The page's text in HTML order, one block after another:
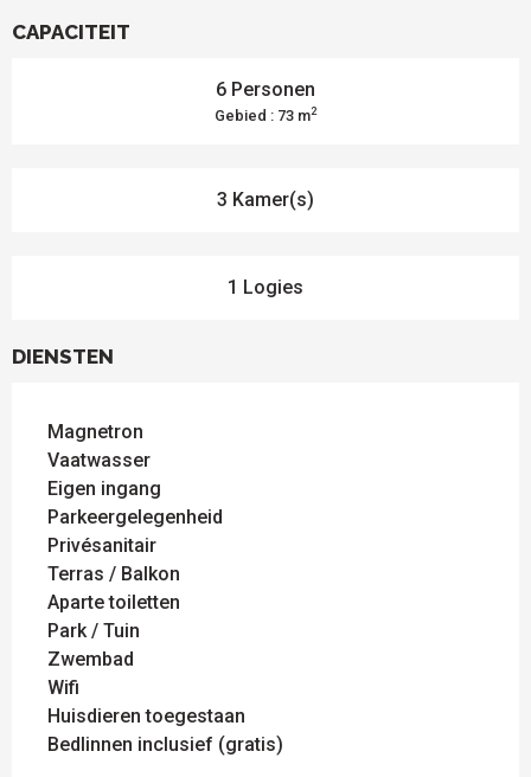
CAPACITEIT
6 Personen
Gebied : 73 m2
3 Kamer(s)
1 Logies
DIENSTEN
Magnetron
Vaatwasser
Eigen ingang
Parkeergelegenheid
Privésanitair
Terras / Balkon
Aparte toiletten
Park / Tuin
Zwembad
Wifi
Huisdieren toegestaan
Bedlinnen inclusief (gratis)